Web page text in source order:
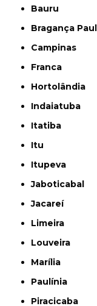
Bauru
Bragança
Campinas
Franca
Hortolândia
Indaiatuba
Itatiba
Itu
Itupeva
Jaboticabal
Jacareí
Limeira
Louveira
Marília
Paulínia
Piracicaba